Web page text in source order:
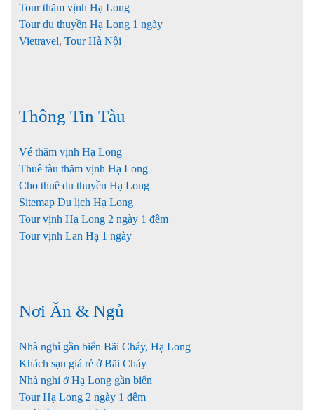
Tour thăm vịnh Hạ Long
Tour du thuyền Hạ Long 1 ngày
Vietravel, Tour Hà Nội
Thông Tin Tàu
Vé thăm vịnh Hạ Long
Thuê tàu thăm vịnh Hạ Long
Cho thuê du thuyền Hạ Long
Sitemap Du lịch Hạ Long
Tour vịnh Hạ Long 2 ngày 1 đêm
Tour vịnh Lan Hạ 1 ngày
Nơi Ăn & Ngủ
Nhà nghỉ gần biển Bãi Cháy, Hạ Long
Khách sạn giá rẻ ở Bãi Cháy
Nhà nghỉ ở Hạ Long gần biển
Tour Hạ Long 2 ngày 1 đêm